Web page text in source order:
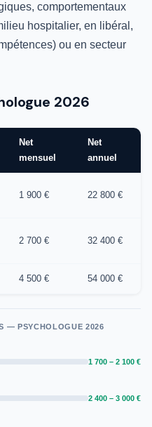
comportementaux
hospitalier, en libéral,
ou en secteur
2026
Net
mensuel
Net
annuel
1 900 € 22 800 €
2 700 € 32 400 €
4 500 € 54 000 €
— PSYCHOLOGUE 2026
1 700 – 2 100 €
2 400 – 3 000 €